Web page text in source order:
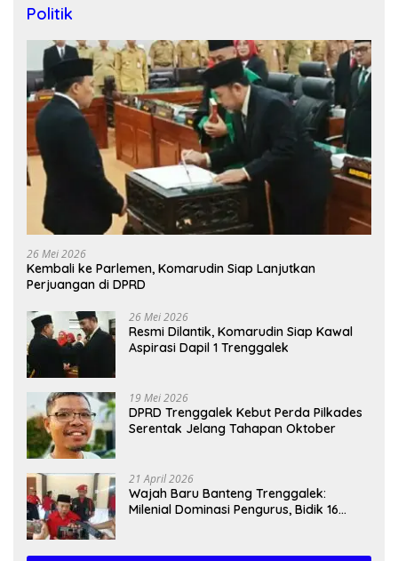
Politik
26 Mei 2026
Kembali ke Parlemen, Komarudin Siap Lanjutkan
Perjuangan di DPRD
26 Mei 2026
Resmi Dilantik, Komarudin Siap Kawal
Aspirasi Dapil 1 Trenggalek
19 Mei 2026
DPRD Trenggalek Kebut Perda Pilkades
Serentak Jelang Tahapan Oktober
21 April 2026
Wajah Baru Banteng Trenggalek:
Milenial Dominasi Pengurus, Bidik 16